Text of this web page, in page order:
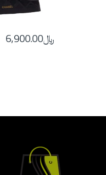
﷼6,900.00
the product page